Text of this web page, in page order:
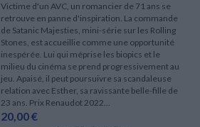
Victime d'un AVC, un romancier de 71 ans se
retrouve en panne d'inspiration. La commande
de Satanic Majesties, mini-série sur les Rolling
Stones, est accueillie comme une opportunité
inespérée. Lui qui méprise les biopics et le
milieu du cinéma se prend progressivement au
jeu. Apaisé, il peut poursuivre sa scandaleuse
relation avec Esther, sa ravissante belle-fille de
23 ans. Prix Renaudot 2022...
20,00 €